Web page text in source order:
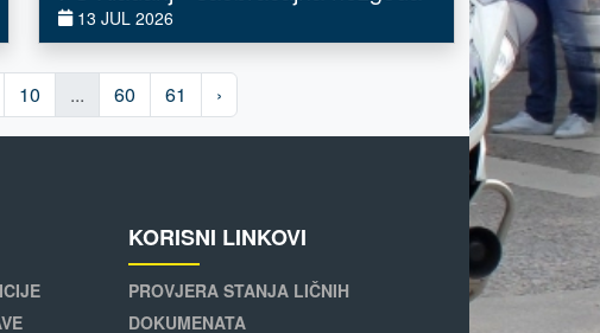
13 JUL 2026
10 ... 60 61 ›
KORISNI LINKOVI
PROVJERA STANJA LIČNIH
DOKUMENATA